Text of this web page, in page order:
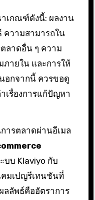
าเกณฑ์ดังนี้: ผลงาน
ความสามารถใน
ลาดอื่น ๆ ความ
ายใน และการให้
อกจากนี้ ควรขอดู
เรื่องการแก้ปัญหา
ารตลาดผ่านอีเมล
บบ Klaviyo กับ
มเปญรีเทนชันที่
ลลัพธ์คืออัตราการ